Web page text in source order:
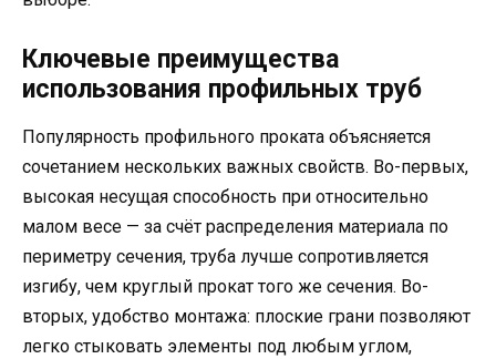
Ключевые преимущества
использования профильных труб
Популярность профильного проката объясняется
сочетанием нескольких важных свойств. Во-первых,
высокая несущая способность при относительно
малом весе — за счёт распределения материала по
периметру сечения, труба лучше сопротивляется
изгибу, чем круглый прокат того же сечения. Во-
вторых, удобство монтажа: плоские грани позволяют
легко стыковать элементы под любым углом,